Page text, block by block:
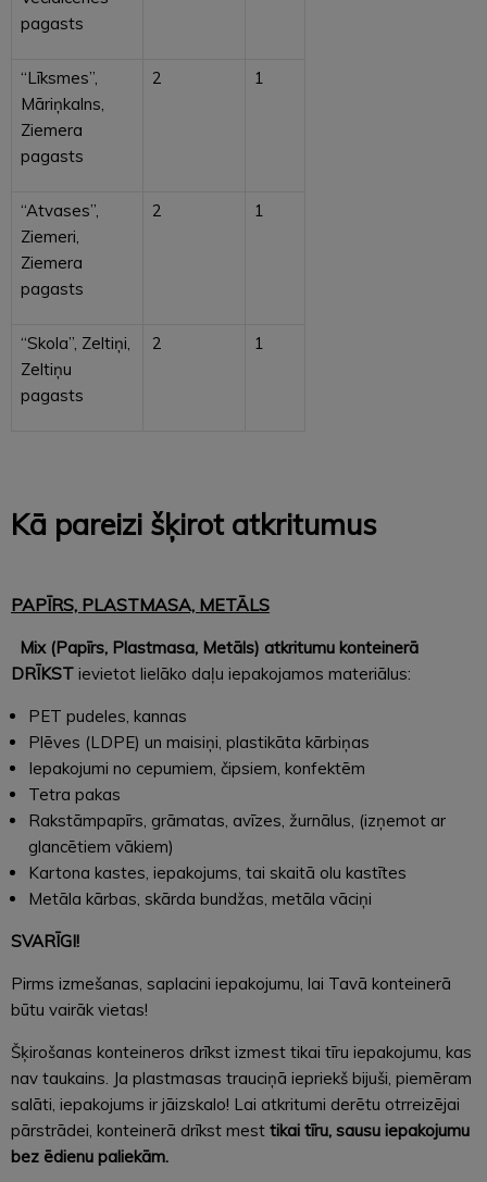
pagasts
“Līksmes”,
Māriņkalns,
Ziemera
pagasts
2 1
“Atvases”,
Ziemeri,
Ziemera
pagasts
2 1
“Skola”, Zeltiņi,
Zeltiņu
pagasts
2 1
Kā pareizi šķirot atkritumus
PAPĪRS, PLASTMASA, METĀLS
Mix (Papīrs, Plastmasa, Metāls) atkritumu konteinerā
DRĪKST ievietot lielāko daļu iepakojamos materiālus:
PET pudeles, kannas
Plēves (LDPE) un maisiņi, plastikāta kārbiņas
Iepakojumi no cepumiem, čipsiem, konfektēm
Tetra pakas
Rakstāmpapīrs, grāmatas, avīzes, žurnālus, (izņemot ar
glancētiem vākiem)
Kartona kastes, iepakojums, tai skaitā olu kastītes
Metāla kārbas, skārda bundžas, metāla vāciņi
SVARĪGI!
Pirms izmešanas, saplacini iepakojumu, lai Tavā konteinerā
būtu vairāk vietas!
Šķirošanas konteineros drīkst izmest tikai tīru iepakojumu, kas
nav taukains. Ja plastmasas trauciņā iepriekš bijuši, piemēram
salāti, iepakojums ir jāizskalo! Lai atkritumi derētu otrreizējai
pārstrādei, konteinerā drīkst mest tikai tīru, sausu iepakojumu
bez ēdienu paliekām.